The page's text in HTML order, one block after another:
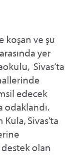
koşan ve şu
yer
Sivas’ta
edecek
odaklandı.
Sivas’ta
destek olan